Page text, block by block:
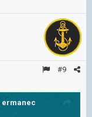
#9
ermanec